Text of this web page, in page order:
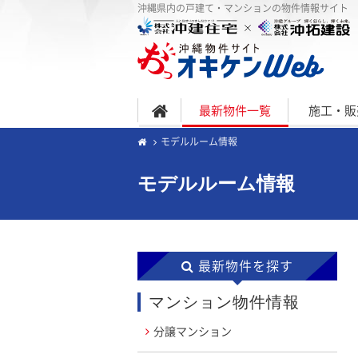
沖縄県内の戸建て・マンションの物件情報サイト
最新物件一覧 施工・
モデルルーム情報
モデルルーム情報
最新物件を探す
マンション物件情報
分譲マンション